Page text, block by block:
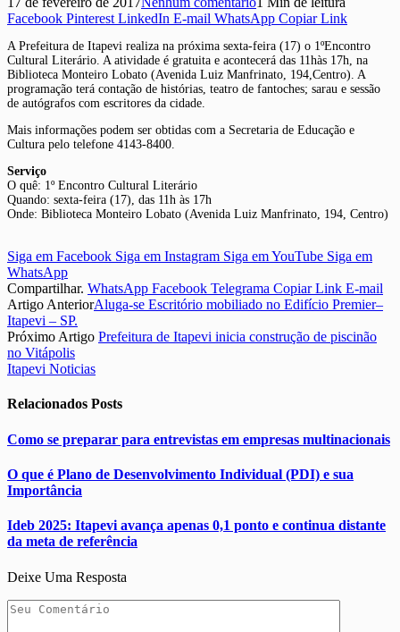
Facebook Pinterest LinkedIn E-mail WhatsApp Copiar Link
A Prefeitura de Itapevi realiza na próxima sexta-feira (17) o 1ºEncontro
Cultural Literário. A atividade é gratuita e acontecerá das 11hàs 17h, na
Biblioteca Monteiro Lobato (Avenida Luiz Manfrinato, 194,Centro). A
programação terá contação de histórias, teatro de fantoches; sarau e sessão
de autógrafos com escritores da cidade.
Mais informações podem ser obtidas com a Secretaria de Educação e
Cultura pelo telefone 4143-8400.
Serviço
O quê: 1º Encontro Cultural Literário
Quando: sexta-feira (17), das 11h às 17h
Onde: Biblioteca Monteiro Lobato (Avenida Luiz Manfrinato, 194, Centro)
Siga em Facebook Siga em Instagram Siga em YouTube Siga em
WhatsApp
Compartilhar. WhatsApp Facebook Telegrama Copiar Link E-mail
Artigo AnteriorAluga-se Escritório mobiliado no Edifício Premier–
Itapevi – SP.
Próximo Artigo Prefeitura de Itapevi inicia construção de piscinão
no Vitápolis
Itapevi Noticias
Relacionados Posts
Como se preparar para entrevistas em empresas multinacionais
O que é Plano de Desenvolvimento Individual (PDI) e sua
Importância
Ideb 2025: Itapevi avança apenas 0,1 ponto e continua distante
da meta de referência
Deixe Uma Resposta